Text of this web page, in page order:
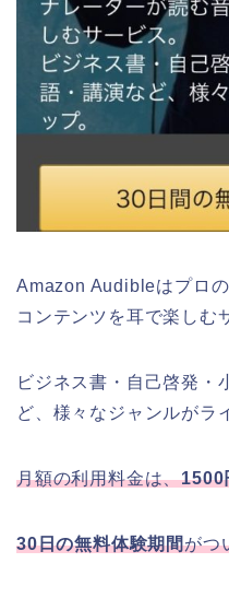
Amazon Audibleはプロ
コンテンツを耳で楽しむ
ビジネス書・自己啓発・
ど、様々なジャンルがラ
月額の利用料金は、1500
30日の無料体験期間がつ